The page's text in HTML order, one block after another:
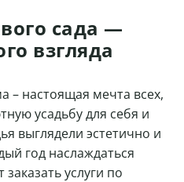
сада —
взгляда
– настоящая мечта всех,
усадьбу для себя и
выглядели эстетично и
год наслаждаться
услуги по